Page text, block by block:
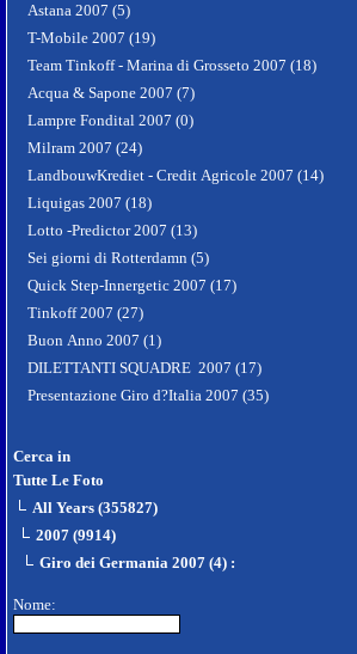
Astana 2007 (5)
T-Mobile 2007 (19)
Team Tinkoff - Marina di Grosseto 2007 (18)
Acqua & Sapone 2007 (7)
Lampre Fondital 2007 (0)
Milram 2007 (24)
LandbouwKrediet - Credit Agricole 2007 (14)
Liquigas 2007 (18)
Lotto -Predictor 2007 (13)
Sei giorni di Rotterdamn (5)
Quick Step-Innergetic 2007 (17)
Tinkoff 2007 (27)
Buon Anno 2007 (1)
DILETTANTI SQUADRE 2007 (17)
Presentazione Giro d?Italia 2007 (35)
Cerca in
Tutte Le Foto
All Years (355827)
2007 (9914)
Giro dei Germania 2007 (4) :
Nome: